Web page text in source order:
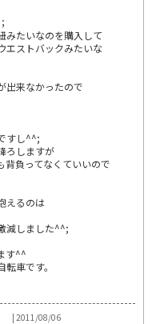
みたいなのを購入して
エストバックみたいな
出来なかったので
すし^^;
ろしますが
背負ってなくていいので
えるのは
減しました^^;
す^^
車です。
| 2011/08/06